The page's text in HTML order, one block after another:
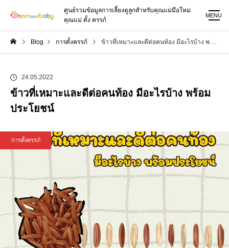
ศูนย์รวมข้อมูลการเลี้ยงดูลูกสำหรับคุณแม่มือใหม่
คุณแม่ ตั้ง ครรภ์
MENU
Blog การตั้งครรภ์ ข้าวที่เหมาะและดีต่อคนท้อง มีอะไรบ้าง พร้อมประโยชน์
24.05.2022
ข้าวที่เหมาะและดีต่อคนท้อง มีอะไรบ้าง พร้อม
ประโยชน์
การตั้งครรภ์